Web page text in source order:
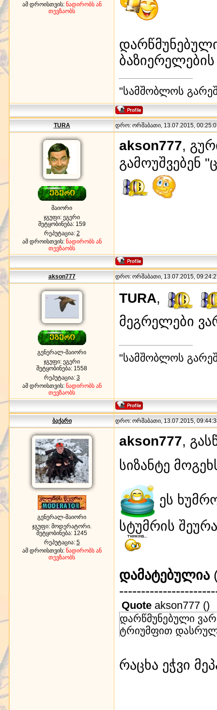
ამ დროისთვის: ნადირობს ან
თევზაობს
"სამშობლოს
TURA დრო: ორშაბათი, 13.07.2015,
მაიორი
ჯგუფი: ეგერი
შეტყობინება: 159
რეპუტაცია: 2
ამ დროისთვის: ნადირობს ან
თევზაობს
akson777,
გამოუშვებენ
akson777 დრო: ორშაბათი, 13.07.2015,
გენერალ-მაიორი
ჯგუფი: ეგერი
შეტყობინება: 1558
რეპუტაცია: 3
ამ დროისთვის: ნადირობს ან
თევზაობს
TURA,
მეგრელები
"სამშობლოს
ბაქარი დრო: ორშაბათი, 13.07.2015,
გენერალ-მაიორი
ჯგუფი: მოდერატორი.
შეტყობინება: 1245
რეპუტაცია: 5
ამ დროისთვის: ნადირობს ან
თევზაობს
akson777,
სიზანტე
ეს
სტუმრის
დამატებულია
Quote akson777 ()
დარწმუნებული
ტრიუმფით
რაცხა ეჭვი